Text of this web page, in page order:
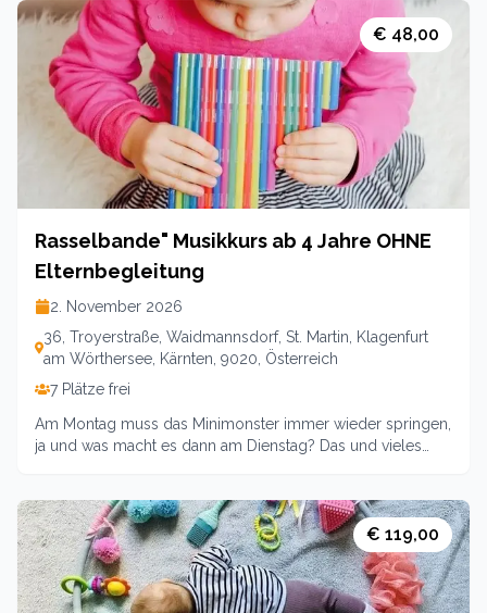
musikalische Wohlfühlmomente schaffen und so Musik
lieben lernen. Und das alles in Begleitung von Mama, Papa
oder Oma/ Opa, denn zu zweit machts doppelt Spaß.Ich
freue mich auf euch. 3 TermineKurs 1: 02.11./09.11./ 16.11.
für Kinder von 2-3 Jahrenjeweils 1445-1530Kosten: 42 für
Mitglieder, 48 für Nichtmitglieder vom EKIZ Klagenfurt
(Geschwisterkinder 50% ErmäßigungOrt: Klagenfurt a. Ws.,
Eltern-Kind-Zentrum, Troyerstraße 36Anmeldung: www-
ekiz-klagenfurt.at
€ 48,00
Rasselbande" Musikkurs ab 4 Jahre OHNE
Elternbegleitung
2. November 2026
36, Troyerstraße, Waidmannsdorf, St. Martin, Klagenfurt
am Wörthersee, Kärnten, 9020, Österreich
7 Plätze frei
Am Montag muss das Minimonster immer wieder springen,
ja und was macht es dann am Dienstag? Das und vieles
Einheiten02.11./09.11./16.11Leitung: Corinna Guggenberger-
Holl / Pädagogin16:00 - 16:45 UhrOrt: Klagenfurt a. Ws.,
Eltern-Kind-Zentrum, Troyerstraße 36Kosten: 42,-- (48,--
für Nichtmitglieder)Anmeldung: www.ekiz-klagenfurt.at
€ 119,00